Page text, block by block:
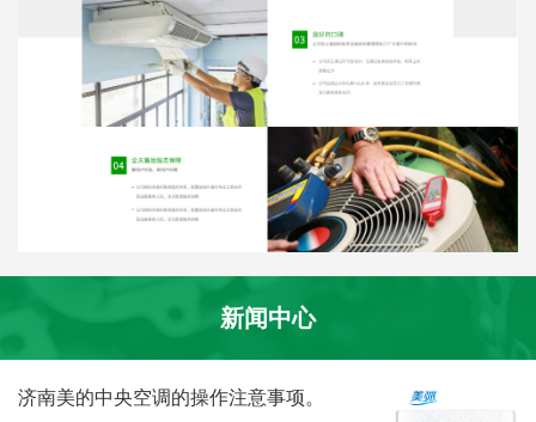
新闻中心
济南美的中央空调的操作注意事项。